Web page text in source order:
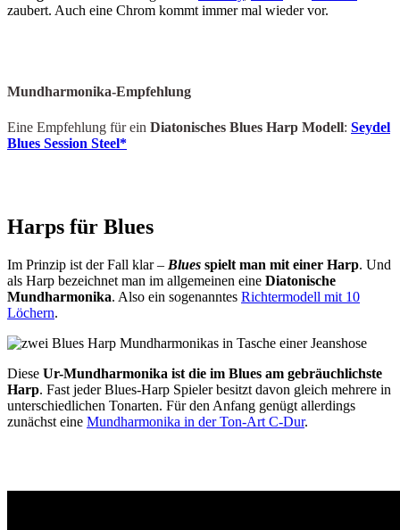
zaubert. Auch eine Chrom kommt immer mal wieder vor.
Mundharmonika-Empfehlung
Eine Empfehlung für ein Diatonisches Blues Harp Modell: Seydel
Blues Session Steel*
Harps für Blues
Im Prinzip ist der Fall klar – Blues spielt man mit einer Harp. Und
als Harp bezeichnet man im allgemeinen eine Diatonische
Mundharmonika. Also ein sogenanntes Richtermodell mit 10
Löchern.
Diese Ur-Mundharmonika ist die im Blues am gebräuchlichste
Harp. Fast jeder Blues-Harp Spieler besitzt davon gleich mehrere in
unterschiedlichen Tonarten. Für den Anfang genügt allerdings
zunächst eine Mundharmonika in der Ton-Art C-Dur.